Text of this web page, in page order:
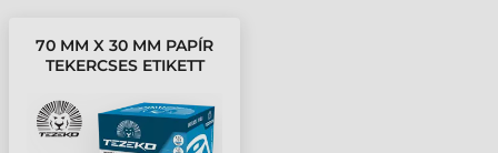
70 MM X 30 MM PAPÍR
TEKERCSES ETIKETT
CÍMKE/TEKERCS )